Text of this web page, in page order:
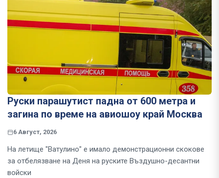
Руски парашутист падна от 600 метра и
загина по време на авиошоу край Москва
6 Август, 2026
На летище "Ватулино" е имало демонстрационни скокове
за отбелязване на Деня на руските Въздушно-десантни
войски